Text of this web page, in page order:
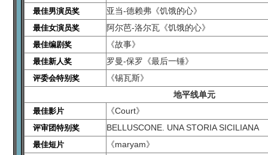
最佳男演员奖 亚当-德赖弗《饥饿的心》
最佳女演员奖 阿尔芭-洛尔瓦《饥饿的心》
最佳编剧奖 《故事》
最佳新人奖 罗曼-保罗《最后一锤》
评委会特别奖
《锡瓦斯》
地平线单元
最佳影片 《Court》
评审团特别奖 BELLUSCONE. UNA STORIA SICILIANA
最佳短片 《maryam》